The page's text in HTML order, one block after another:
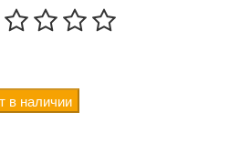
в наличии